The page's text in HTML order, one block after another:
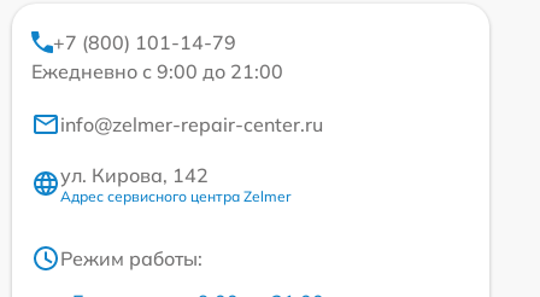
+7 (800) 101-14-79
Ежедневно с 9:00 до 21:00
info@zelmer-repair-center.ru
ул. Кирова, 142
Адрес сервисного центра Zelmer
Режим работы: